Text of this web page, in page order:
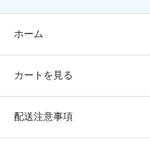
ホーム
カートを見る
配送注意事項